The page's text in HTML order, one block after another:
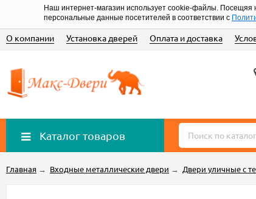
Наш интернет-магазин использует cookie-файлы. Посещяя
персональные данные посетителей в соответствии с
О компании Установка дверей Оплата и доставка
Каталог товаров
Главная → Входные металлические двери → Двери уличные с